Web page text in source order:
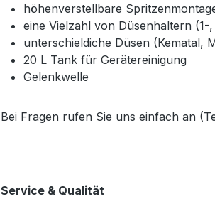
höhenverstellbare
eine Vielzahl von Düsenhaltern
unterschieldiche Düsen (Kematal,
20 L Tank für Gerätereinigung
Gelenkwelle
Bei Fragen rufen Sie uns einfach an
Service & Qualität